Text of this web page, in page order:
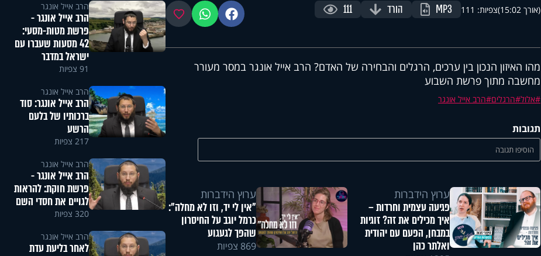
(אורך 15:02) צפיות: 111 MP3 הורד 111 פייסבוקווטסאפ מועדפים
מהו האיזון הנכון בין ערכים, הרגלים והבחירה של האדם? הרב אייל אונגר במסר מעורר
מחשבה מתוך פרשת השבוע
אלול הרגלים הרב אייל אונגר
תגובות
הוסיפו תגובה
ערוץ הידברות
פגיעה עצמית וחרדות –
איך מכילים את זה? זוגיות
במבחן, הפעם עם יהודית
ואלתר כהן
ערוץ הידברות
"אין לי יד, וזו לא מחלה":
כרמל יוגב על החיסרון
שהפך לגעגוע
869 צפיות
הרב אייל אונגר
הרב אייל אונגר -
פרשת מטות-מסעי:
42 מסעות שעברו עם
ישראל במדבר
91 צפיות
הרב אייל אונגר
הרב אייל אונגר: סוד
ברכותיו של בלעם
הרשע
217 צפיות
הרב אייל אונגר
הרב אייל אונגר -
פרשת חוקת: להראות
לגויים את חסדי השם
320 צפיות
הרב אייל אונגר
לאחר בליעת עדת